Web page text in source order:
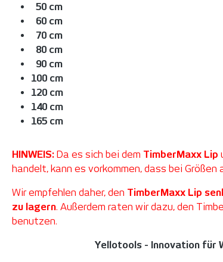
50 cm
60 cm
70 cm
80 cm
90 cm
100 cm
120 cm
140 cm
165 cm
HINWEIS: Da es sich bei dem TimberMaxx Lip
handelt, kann es vorkommen, dass bei
Wir empfehlen daher, den TimberMaxx Lip
zu lagern. Außerdem raten wir dazu, den
benutzen.
Yellotools - Innovation für